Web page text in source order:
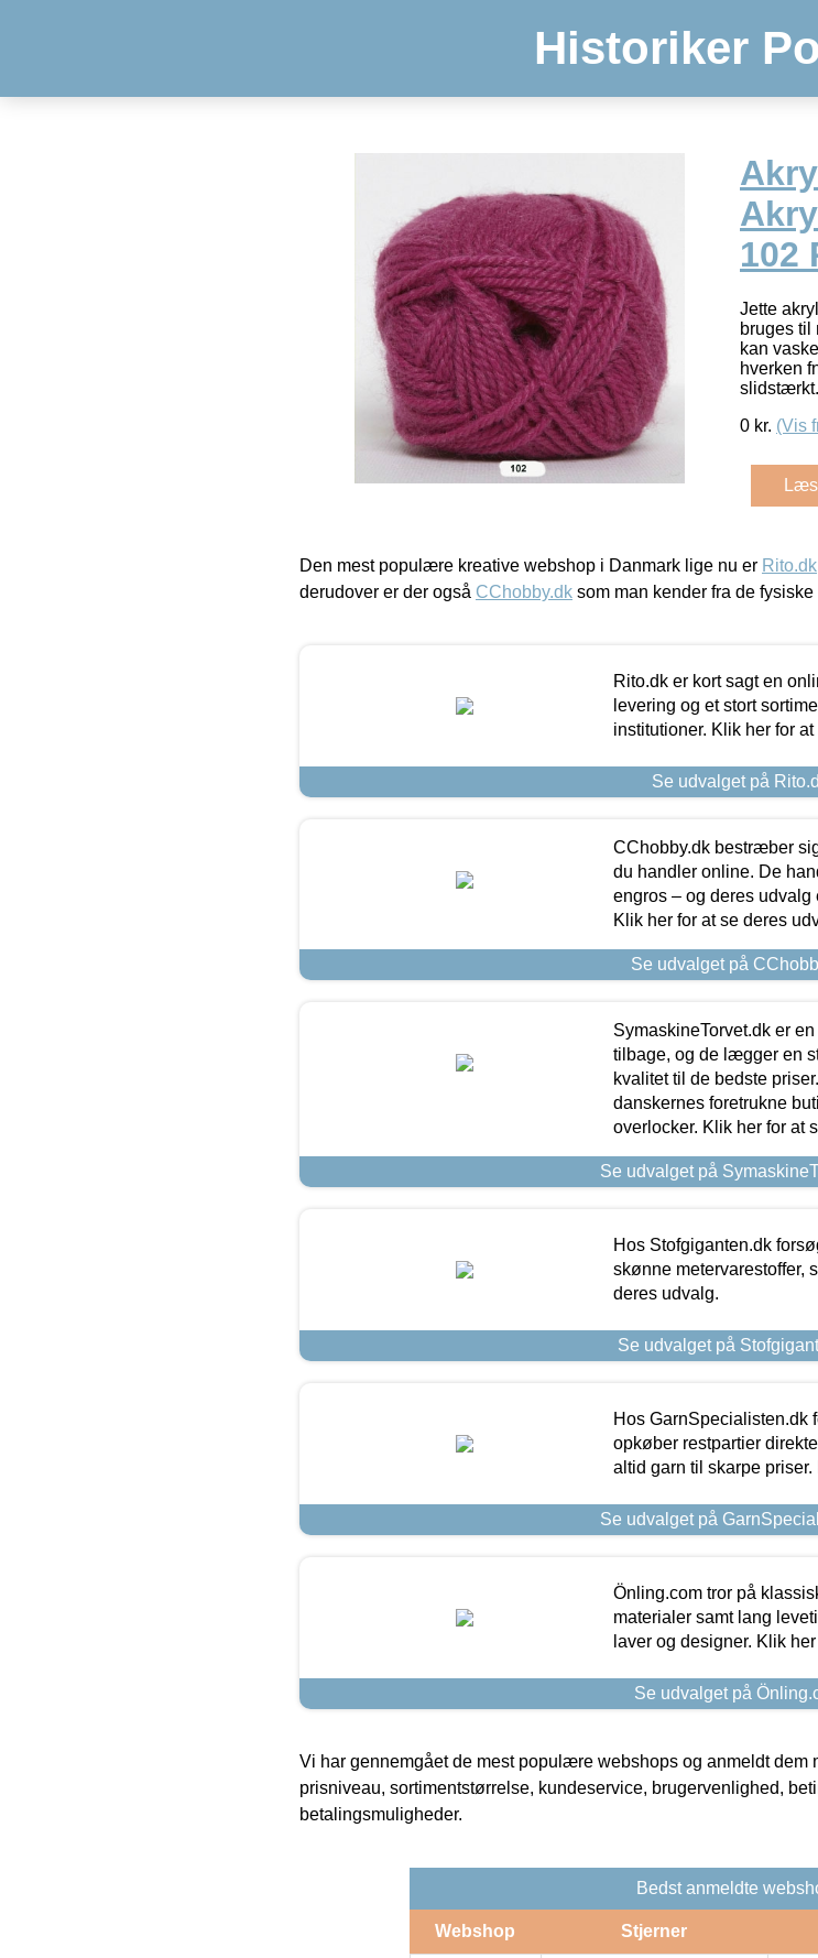
Historiker
102
Jette
bruges til
kan
hverken
0 kr. (Vis
Den mest populære kreative webshop i Danmark lige nu er Rito.dk
derudover er der også CChobby.dk som man kender fra de fysiske
Rito.dk er kort sagt en
levering og et stort
institutioner. Klik her for
Se udvalget på
CChobby.dk bestræber
du handler online. De
engros – og deres udvalg
Klik her for at se deres
Se udvalget på
SymaskineTorvet.dk er
tilbage, og de lægger en
kvalitet til de bedste
danskernes foretrukne
overlocker. Klik her for at
Se udvalget på
Hos Stofgiganten.dk
skønne metervarestoffer,
deres udvalg.
Se udvalget på
Hos GarnSpecialisten.dk
opkøber restpartier
altid garn til skarpe
Se udvalget på
Önling.com tror på
materialer samt lang
laver og designer. Klik
Se udvalget på
Vi har gennemgået de mest populære webshops og anmeldt dem
prisniveau, sortimentstørrelse, kundeservice, brugervenlighed,
betalingsmuligheder.
Bedst anmeldte
Webshop Stjerner